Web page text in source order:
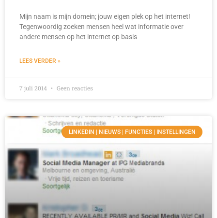
Mijn naam is mijn domein; jouw eigen plek op het internet!
Tegenwoordig zoeken mensen heel wat informatie over
andere mensen op het internet op basis
LEES VERDER »
7 juli 2014 Geen reacties
LINKEDIN | NIEUWS | FUNCTIES | INSTELLINGEN